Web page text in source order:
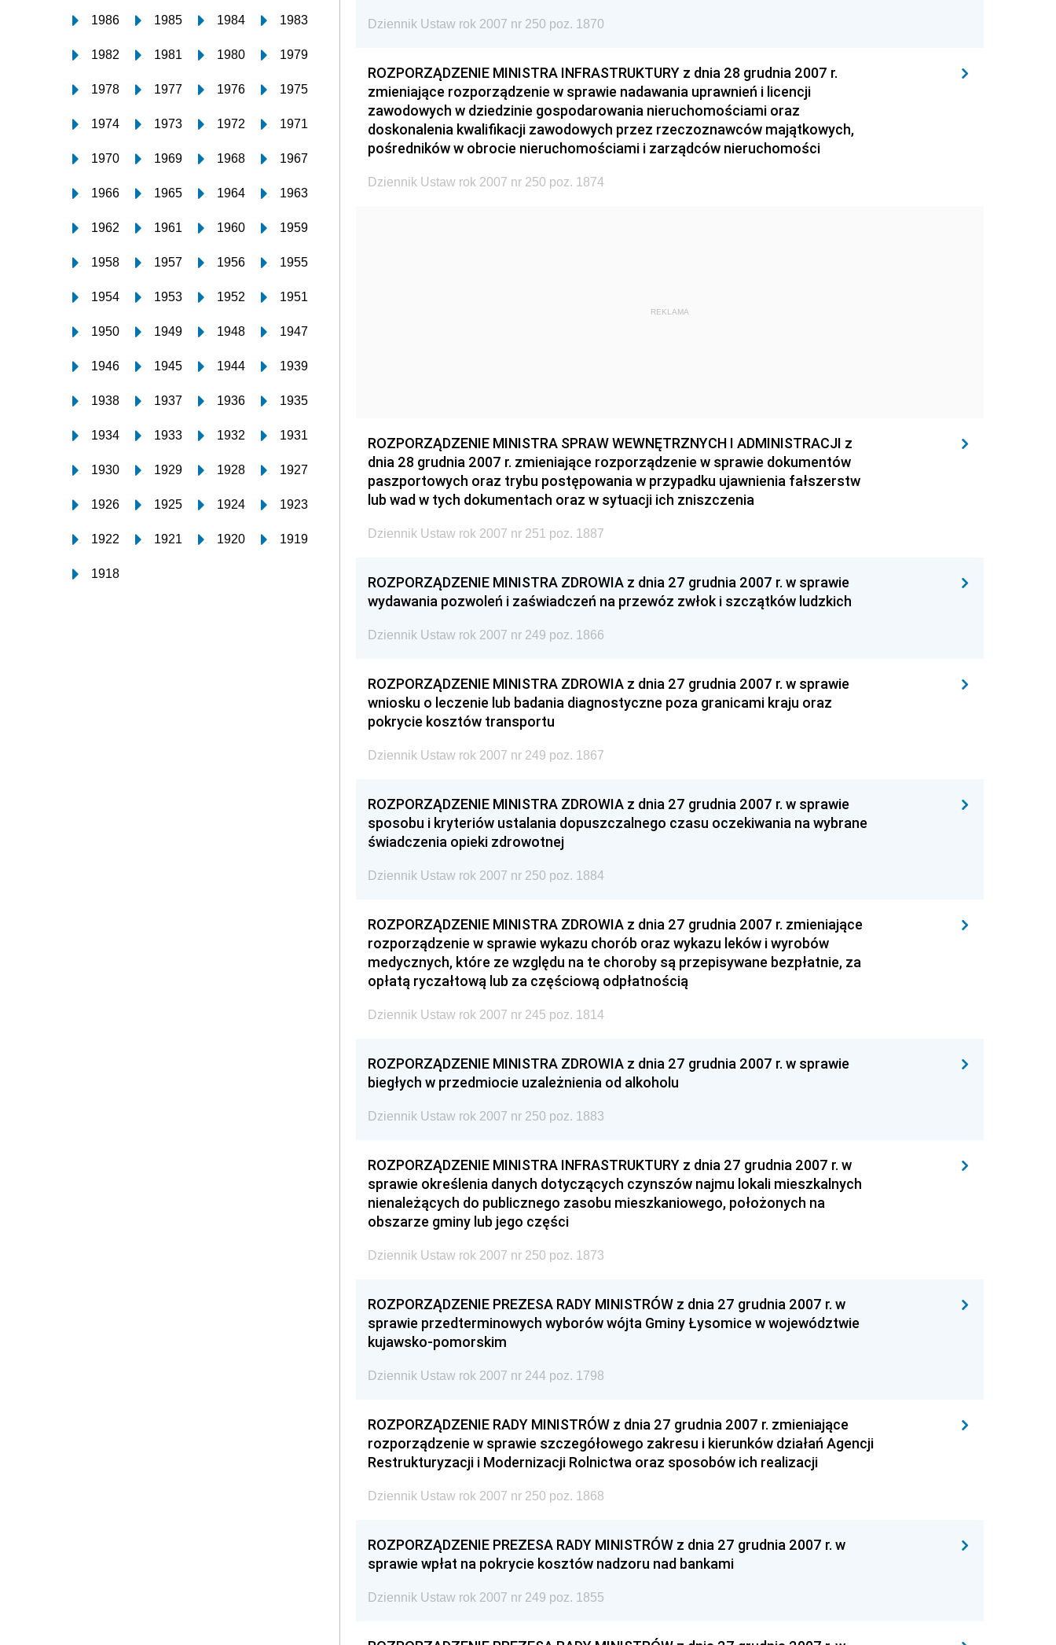
1986 1985 1984 1983
1982 1981 1980 1979
1978 1977 1976 1975
1974 1973 1972 1971
1970 1969 1968 1967
1966 1965 1964 1963
1962 1961 1960 1959
1958 1957 1956 1955
1954 1953 1952 1951
1950 1949 1948 1947
1946 1945 1944 1939
1938 1937 1936 1935
1934 1933 1932 1931
1930 1929 1928 1927
1926 1925 1924 1923
1922 1921 1920 1919
1918
Dziennik Ustaw rok 2007 nr 250 poz. 1870
ROZPORZĄDZENIE MINISTRA INFRASTRUKTURY z dnia 28 grudnia 2007 r.
zmieniające rozporządzenie w sprawie nadawania uprawnień i licencji
zawodowych w dziedzinie gospodarowania nieruchomościami oraz
doskonalenia kwalifikacji zawodowych przez rzeczoznawców majątkowych,
pośredników w obrocie nieruchomościami i zarządców nieruchomości
Dziennik Ustaw rok 2007 nr 250 poz. 1874
REKLAMA
ROZPORZĄDZENIE MINISTRA SPRAW WEWNĘTRZNYCH I ADMINISTRACJI z
dnia 28 grudnia 2007 r. zmieniające rozporządzenie w sprawie dokumentów
paszportowych oraz trybu postępowania w przypadku ujawnienia fałszerstw
lub wad w tych dokumentach oraz w sytuacji ich zniszczenia
Dziennik Ustaw rok 2007 nr 251 poz. 1887
ROZPORZĄDZENIE MINISTRA ZDROWIA z dnia 27 grudnia 2007 r. w sprawie
wydawania pozwoleń i zaświadczeń na przewóz zwłok i szczątków ludzkich
Dziennik Ustaw rok 2007 nr 249 poz. 1866
ROZPORZĄDZENIE MINISTRA ZDROWIA z dnia 27 grudnia 2007 r. w sprawie
wniosku o leczenie lub badania diagnostyczne poza granicami kraju oraz
pokrycie kosztów transportu
Dziennik Ustaw rok 2007 nr 249 poz. 1867
ROZPORZĄDZENIE MINISTRA ZDROWIA z dnia 27 grudnia 2007 r. w sprawie
sposobu i kryteriów ustalania dopuszczalnego czasu oczekiwania na wybrane
świadczenia opieki zdrowotnej
Dziennik Ustaw rok 2007 nr 250 poz. 1884
ROZPORZĄDZENIE MINISTRA ZDROWIA z dnia 27 grudnia 2007 r. zmieniające
rozporządzenie w sprawie wykazu chorób oraz wykazu leków i wyrobów
medycznych, które ze względu na te choroby są przepisywane bezpłatnie, za
opłatą ryczałtową lub za częściową odpłatnością
Dziennik Ustaw rok 2007 nr 245 poz. 1814
ROZPORZĄDZENIE MINISTRA ZDROWIA z dnia 27 grudnia 2007 r. w sprawie
biegłych w przedmiocie uzależnienia od alkoholu
Dziennik Ustaw rok 2007 nr 250 poz. 1883
ROZPORZĄDZENIE MINISTRA INFRASTRUKTURY z dnia 27 grudnia 2007 r. w
sprawie określenia danych dotyczących czynszów najmu lokali mieszkalnych
nienależących do publicznego zasobu mieszkaniowego, położonych na
obszarze gminy lub jego części
Dziennik Ustaw rok 2007 nr 250 poz. 1873
ROZPORZĄDZENIE PREZESA RADY MINISTRÓW z dnia 27 grudnia 2007 r. w
sprawie przedterminowych wyborów wójta Gminy Łysomice w województwie
kujawsko-pomorskim
Dziennik Ustaw rok 2007 nr 244 poz. 1798
ROZPORZĄDZENIE RADY MINISTRÓW z dnia 27 grudnia 2007 r. zmieniające
rozporządzenie w sprawie szczegółowego zakresu i kierunków działań Agencji
Restrukturyzacji i Modernizacji Rolnictwa oraz sposobów ich realizacji
Dziennik Ustaw rok 2007 nr 250 poz. 1868
ROZPORZĄDZENIE PREZESA RADY MINISTRÓW z dnia 27 grudnia 2007 r. w
sprawie wpłat na pokrycie kosztów nadzoru nad bankami
Dziennik Ustaw rok 2007 nr 249 poz. 1855